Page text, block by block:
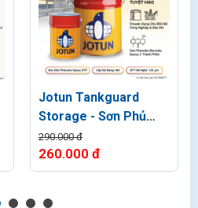
Jotun Tankguard
Storage - Sơn Phủ
Epoxy Chịu hóa chất
290.000 đ
260.000 đ